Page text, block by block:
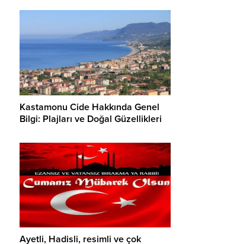
Kastamonu Cide Hakkında Genel
Bilgi: Plajları ve Doğal Güzellikleri
Ayetli, Hadisli, resimli ve çok